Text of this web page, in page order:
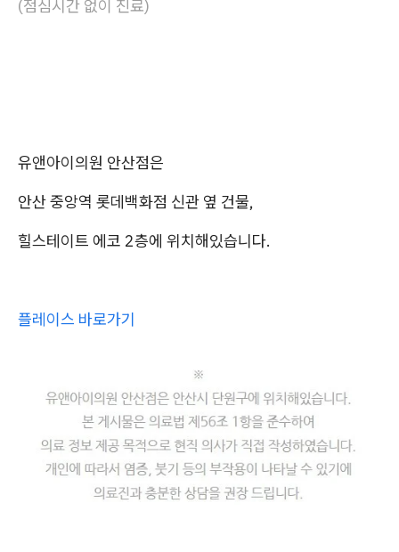
(점심시간 없이 진료)
유앤아이의원 안산점은
안산 중앙역 롯데백화점 신관 옆 건물,
힐스테이트 에코 2층에 위치해있습니다.
플레이스 바로가기